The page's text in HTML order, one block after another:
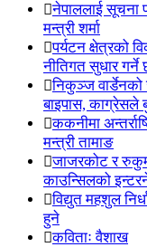
नेपाललाई सूचना
मन्त्री शर्मा
पर्यटन क्षेत्रको
नीतिगत सुधार गर्ने
निकुञ्ज वार्डेनको
बाइपास, काग्रेसले
ककनीमा
मन्त्री तामाङ
जाजरकोट र
काउन्सिलको
विद्युत महशुल
हुने
कविताः वैशाख